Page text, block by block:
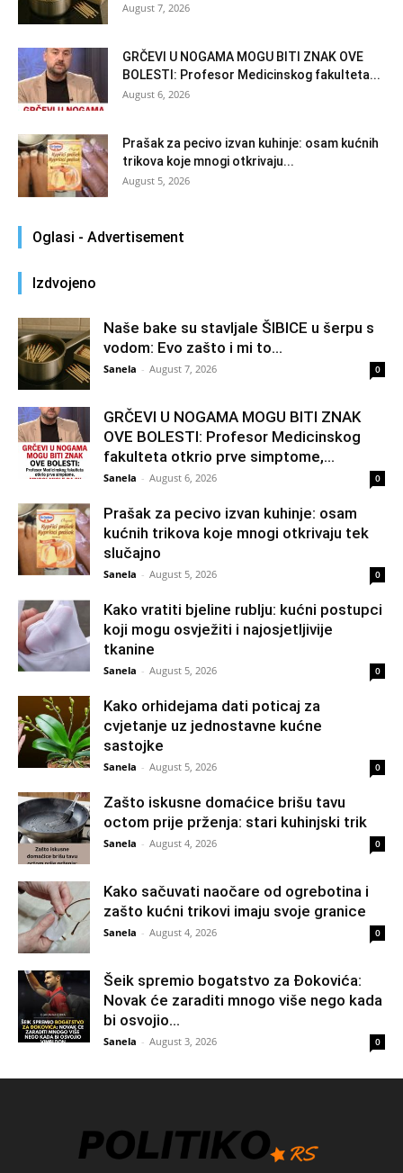
August 7, 2026
GRČEVI U NOGAMA MOGU BITI ZNAK OVE
BOLESTI: Profesor Medicinskog fakulteta...
August 6, 2026
Prašak za pecivo izvan kuhinje: osam kućnih
trikova koje mnogi otkrivaju...
August 5, 2026
Oglasi - Advertisement
Izdvojeno
Naše bake su stavljale ŠIBICE u šerpu s
vodom: Evo zašto i mi to...
Sanela - August 7, 2026 0
GRČEVI U NOGAMA MOGU BITI ZNAK
OVE BOLESTI: Profesor Medicinskog
fakulteta otkrio prve simptome,...
Sanela - August 6, 2026 0
Prašak za pecivo izvan kuhinje: osam
kućnih trikova koje mnogi otkrivaju tek
slučajno
Sanela - August 5, 2026 0
Kako vratiti bjeline rublju: kućni postupci
koji mogu osvježiti i najosjetljivije
tkanine
Sanela - August 5, 2026 0
Kako orhidejama dati poticaj za
cvjetanje uz jednostavne kućne
sastojke
Sanela - August 5, 2026 0
Zašto iskusne domaćice brišu tavu
octom prije prženja: stari kuhinjski trik
Sanela - August 4, 2026 0
Kako sačuvati naočare od ogrebotina i
zašto kućni trikovi imaju svoje granice
Sanela - August 4, 2026 0
Šeik spremio bogatstvo za Đokovića:
Novak će zaraditi mnogo više nego kada
bi osvojio...
Sanela - August 3, 2026 0